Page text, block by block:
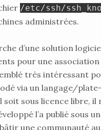
/etc/ssh/
administrées.
d’une solution
pour une
très intéressant
via un langage/
sous licence libre, il
l’a publié sous
une communauté